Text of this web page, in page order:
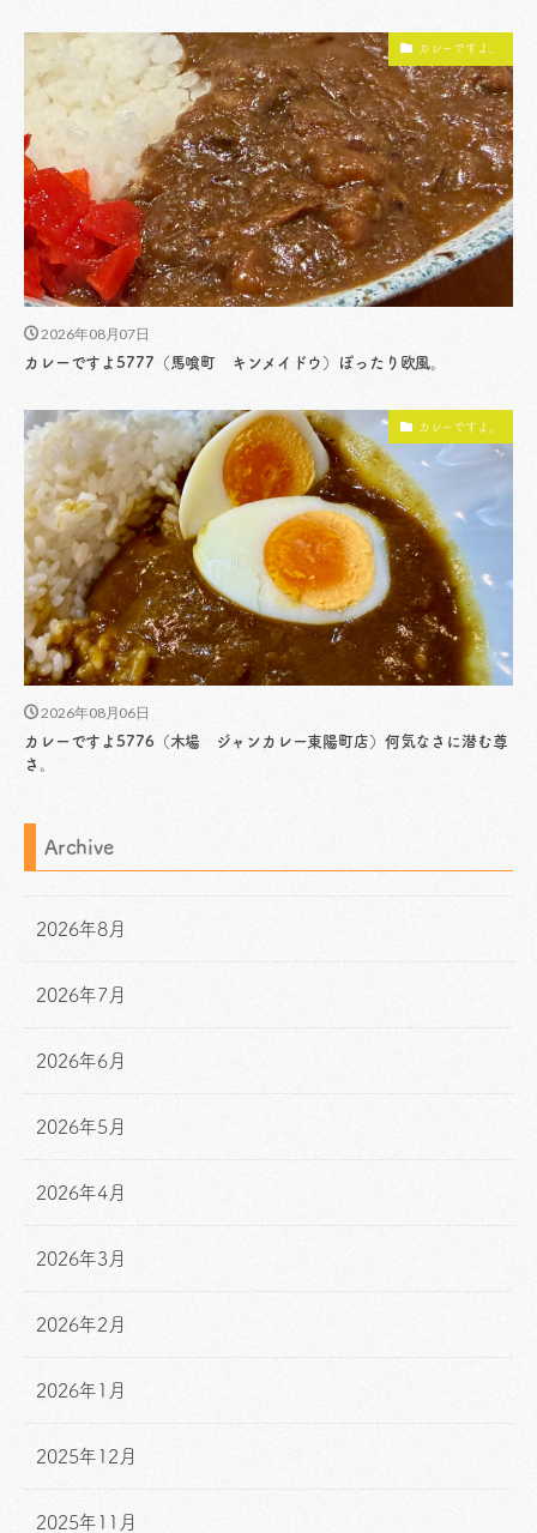
カレーですよ。
2026年08月07日
カレーですよ5777（馬喰町 キンメイドウ）ぽったり欧風。
カレーですよ。
2026年08月06日
カレーですよ5776（木場 ジャンカレー東陽町店）何気なさに潜む尊
さ。
Archive
2026年8月
2026年7月
2026年6月
2026年5月
2026年4月
2026年3月
2026年2月
2026年1月
2025年12月
2025年11月